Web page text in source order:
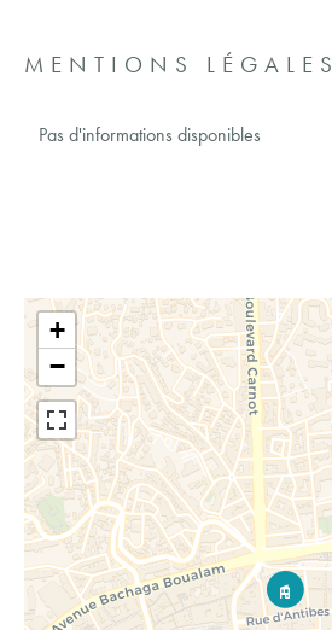
MENTIONS LÉGALES
Pas d'informations disponibles
+
−